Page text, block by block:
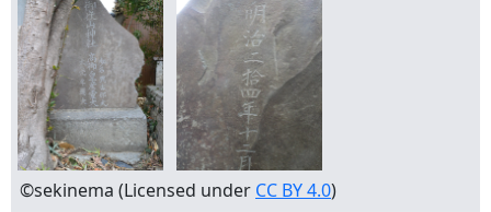
©sekinema (Licensed under CC BY 4.0)